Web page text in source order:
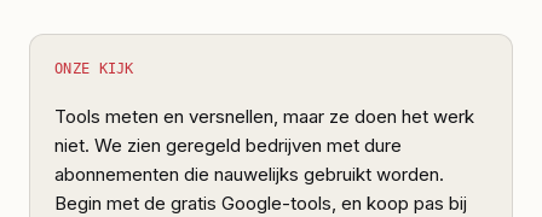
ONZE KIJK
Tools meten en versnellen, maar ze doen het werk
niet. We zien geregeld bedrijven met dure
abonnementen die nauwelijks gebruikt worden.
Begin met de gratis Google-tools, en koop pas bij